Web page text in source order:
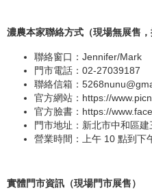
濃農本家聯絡方式（現場無展售，
聯絡窗口：Jennifer/Mark
門市電話：02-27039187
聯絡信箱：
官方網站： https://
官方臉書： https://
門市地址：新北市中和區
營業時間：上午 10 點到下
實體門市資訊（現場門市展售）